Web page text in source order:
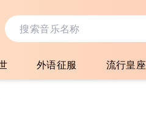
外语征服 流行皇座